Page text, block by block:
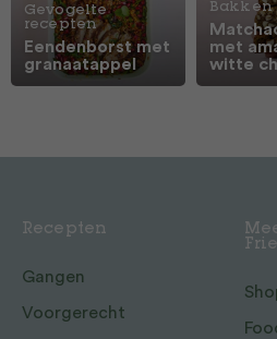
Gevogelte
recepten
Eendenborst met
granaatappel
Bakken
met
witte
Recepten
Gangen
Voorgerecht